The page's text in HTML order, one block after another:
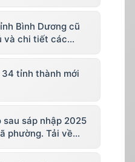
Bình Dương cũ
và chi tiết các
tỉnh thành mới
sau sáp nhập 2025
phường. Tải về